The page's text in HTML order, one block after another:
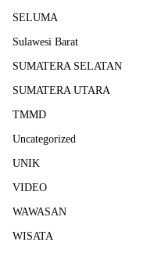
SELUMA
Sulawesi Barat
SUMATERA SELATAN
SUMATERA UTARA
TMMD
Uncategorized
UNIK
VIDEO
WAWASAN
WISATA